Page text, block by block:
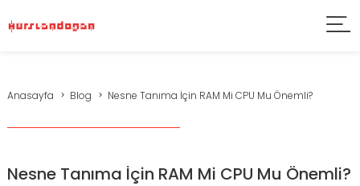
Anasayfa Blog Nesne Tanıma İçin RAM Mi CPU Mu Önemli?
Nesne Tanıma İçin RAM Mi CPU Mu Önemli?